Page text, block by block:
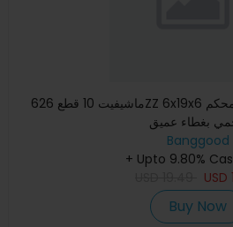
ماشيفيت 10 قطع 626ZZ 6x19x6 ملم كروي بتحمل فولاذي محكم
بغطاء عميق
Banggood
+ Upto 9.80%
USD
Buy Now